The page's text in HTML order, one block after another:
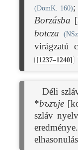
(DomK. 160);
Borzásba
botcza
virágzatú
[1237–1240]
Déli
*bъzъje
szláv